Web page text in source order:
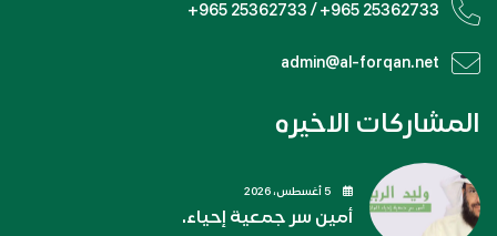
+965 25362733 / +965 25362733
admin@al-forqan.net
المشاركات الاخيره
أمين سر جمعية إحياء.